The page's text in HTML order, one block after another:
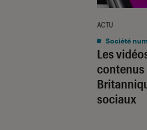
Les
contenus
sociaux
ACTU
Société